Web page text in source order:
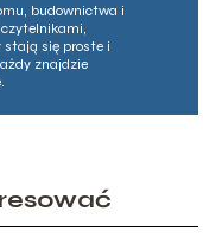
budownictwa i
stają się proste i
znajdzie